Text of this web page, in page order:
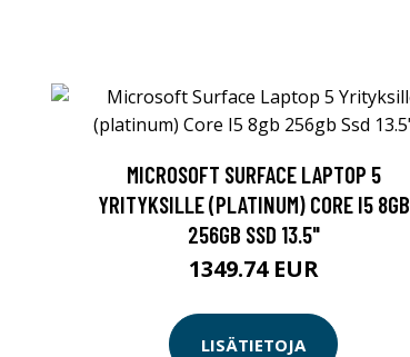
MICROSOFT SURFACE LAPTOP 5
YRITYKSILLE (PLATINUM) CORE I5 8GB
256GB SSD 13.5"
1349.74 EUR
LISÄTIETOJA